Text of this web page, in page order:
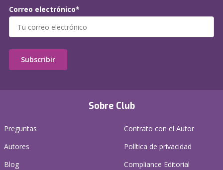
Sobre Club
Preguntas
Autores
Blog
Contrato con el Autor
Política de privacidad
Compliance Editorial
Correo electrónico*
Subscribir